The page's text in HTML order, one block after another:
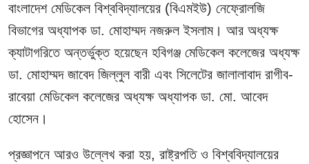
বাংলাদেশ মেডিকেল বিশ্ববিদ্যালয়ের (বিএমইউ) নেফ্রোলজি
বিভাগের অধ্যাপক ডা. মোহাম্মদ নজরুল ইসলাম। আর অধ্যক্ষ
ক্যাটাগরিতে অন্তর্ভুক্ত হয়েছেন হবিগঞ্জ মেডিকেল কলেজের অধ্যক্ষ
ডা. মোহাম্মদ জাবেদ জিল্লুল বারী এবং সিলেটের জালালাবাদ রাগীব-
রাবেয়া মেডিকেল কলেজের অধ্যক্ষ অধ্যাপক ডা. মো. আবেদ
হোসেন।
প্রজ্ঞাপনে আরও উল্লেখ করা হয়, রাষ্ট্রপতি ও বিশ্ববিদ্যালয়ের